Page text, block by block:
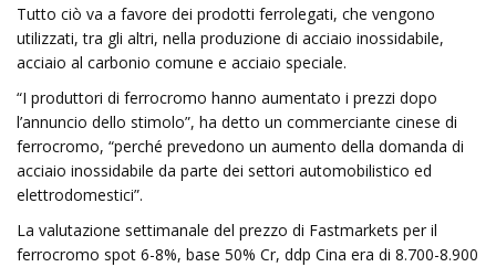
Tutto ciò va a favore dei prodotti ferrolegati, che vengono
utilizzati, tra gli altri, nella produzione di acciaio inossidabile,
acciaio al carbonio comune e acciaio speciale.
“I produttori di ferrocromo hanno aumentato i prezzi dopo
l’annuncio dello stimolo”, ha detto un commerciante cinese di
ferrocromo, “perché prevedono un aumento della domanda di
acciaio inossidabile da parte dei settori automobilistico ed
elettrodomestici”.
La valutazione settimanale del prezzo di Fastmarkets per il
ferrocromo spot 6-8%, base 50% Cr, ddp Cina era di 8.700-8.900